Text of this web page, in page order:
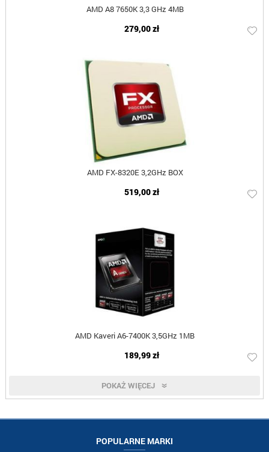
AMD A8 7650K 3,3 GHz 4MB
279,00 zł
AMD FX-8320E 3,2GHz BOX
519,00 zł
AMD Kaveri A6-7400K 3,5GHz 1MB
189,99 zł
POKAŻ WIĘCEJ
POPULARNE MARKI